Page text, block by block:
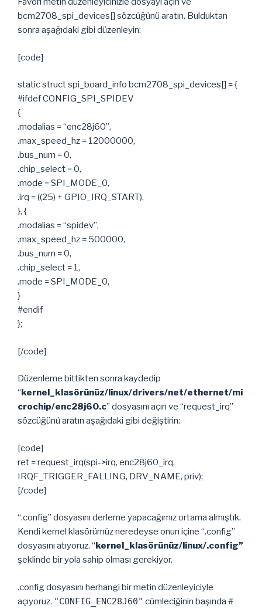
bcm2708_spi_devices[] sözcüğünü aratın. Bulduktan
sonra aşağıdaki gibi düzenleyin:
[code]
static struct spi_board_info bcm2708_spi_devices[] = {
#ifdef CONFIG_SPI_SPIDEV
{
.modalias = “enc28j60”,
.max_speed_hz = 12000000,
.bus_num = 0,
.chip_select = 0,
.mode = SPI_MODE_0,
.irq = ((25) + GPIO_IRQ_START),
}, {
.modalias = “spidev”,
.max_speed_hz = 500000,
.bus_num = 0,
.chip_select = 1,
.mode = SPI_MODE_0,
}
#endif
};
[/code]
Düzenleme bittikten sonra kaydedip
“kernel_klasörünüz/linux/drivers/net/ethernet/mi
crochip/enc28j60.c” dosyasını açın ve “request_irq”
sözcüğünü aratın aşağıdaki gibi değiştirin:
[code]
ret = request_irq(spi->irq, enc28j60_irq,
IRQF_TRIGGER_FALLING, DRV_NAME, priv);
[/code]
“.config” dosyasını derleme yapacağımız ortama almıştık.
Kendi kernel klasörümüz neredeyse onun içine “.config”
dosyasını atıyoruz. “kernel_klasörünüz/linux/.config”
şeklinde bir yola sahip olması gerekiyor.
.config dosyasını herhangi bir metin düzenleyiciyle
açıyoruz. "CONFIG_ENC28J60" cümleciğinin başında #